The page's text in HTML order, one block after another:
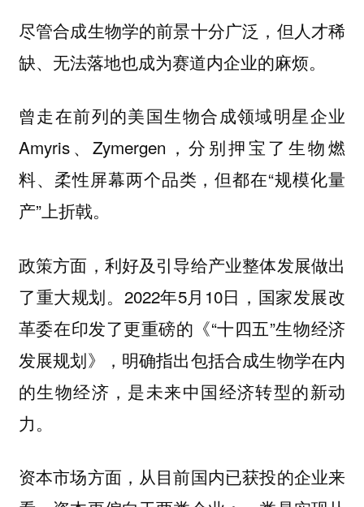
尽管合成生物学的前景十分广泛，但人才稀
缺、无法落地也成为赛道内企业的麻烦。
曾走在前列的美国生物合成领域明星企业
Amyris、Zymergen，分别押宝了生物燃
料、柔性屏幕两个品类，但都在“规模化量
产”上折戟。
政策方面，利好及引导给产业整体发展做出
了重大规划。2022年5月10日，国家发展改
革委在印发了更重磅的《“十四五”生物经济
发展规划》，明确指出包括合成生物学在内
的生物经济，是未来中国经济转型的新动
力。
资本市场方面，从目前国内已获投的企业来